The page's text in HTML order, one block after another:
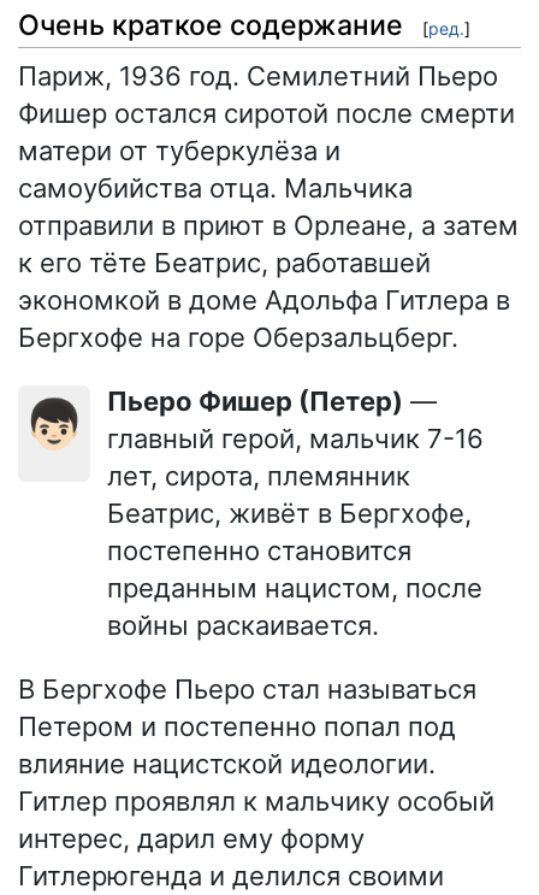
Очень краткое содержание [ред.]
Париж, 1936 год. Семилетний Пьеро
Фишер остался сиротой после смерти
матери от туберкулёза и
самоубийства отца. Мальчика
отправили в приют в Орлеане, а затем
к его тёте Беатрис, работавшей
экономкой в доме Адольфа Гитлера в
Бергхофе на горе Оберзальцберг.
👦🏻 Пьеро Фишер (Петер) —
главный герой, мальчик 7-16
лет, сирота, племянник
Беатрис, живёт в Бергхофе,
постепенно становится
преданным нацистом, после
войны раскаивается.
В Бергхофе Пьеро стал называться
Петером и постепенно попал под
влияние нацистской идеологии.
Гитлер проявлял к мальчику особый
интерес, дарил ему форму
Гитлерюгенда и делился своими